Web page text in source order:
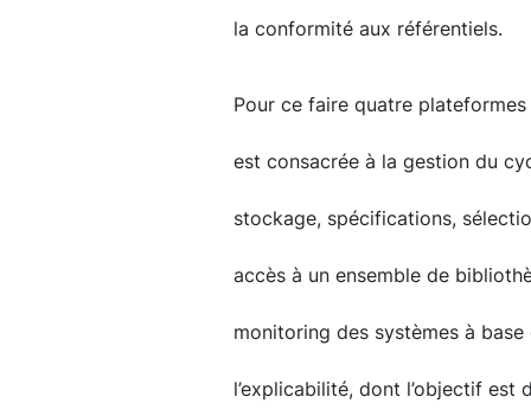
la conformité aux référentiels.
Pour ce faire quatre
est consacrée à la gestion du
stockage, spécifications,
accès à un ensemble de
monitoring des systèmes à base
l’explicabilité, dont l’objectif est